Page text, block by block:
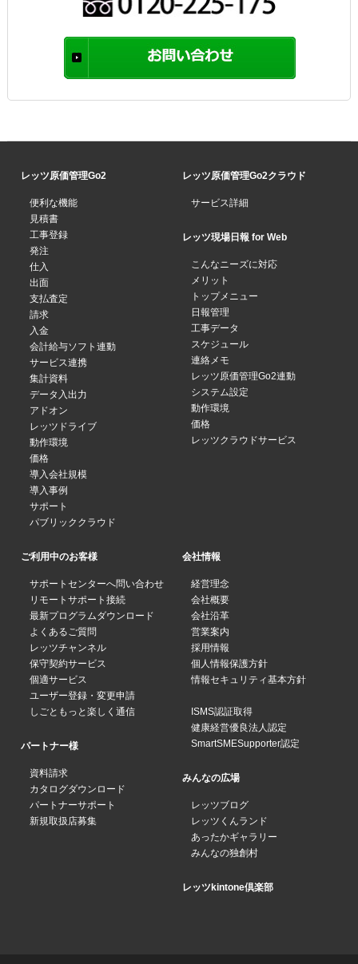
レッツ原価管理Go2
便利な機能
見積書
工事登録
発注
仕入
出面
支払査定
請求
入金
会計給与ソフト連動
サービス連携
集計資料
データ入出力
アドオン
レッツドライブ
動作環境
価格
導入会社規模
導入事例
サポート
パブリッククラウド
レッツ原価管理Go2クラウド
サービス詳細
レッツ現場日報 for Web
こんなニーズに対応
メリット
トップメニュー
日報管理
工事データ
スケジュール
連絡メモ
レッツ原価管理Go2連動
システム設定
動作環境
価格
レッツクラウドサービス
ご利用中のお客様
サポートセンターへ問い合わせ
リモートサポート接続
最新プログラムダウンロード
よくあるご質問
レッツチャンネル
保守契約サービス
個適サービス
ユーザー登録・変更申請
しごともっと楽しく通信
パートナー様
資料請求
カタログダウンロード
パートナーサポート
新規取扱店募集
会社情報
経営理念
会社概要
会社沿革
営業案内
採用情報
個人情報保護方針
情報セキュリティ基本方針
ISMS認証取得
健康経営優良法人認定
SmartSMESupporter認定
みんなの広場
レッツブログ
レッツくんランド
あったかギャラリー
みんなの独創村
レッツkintone倶楽部